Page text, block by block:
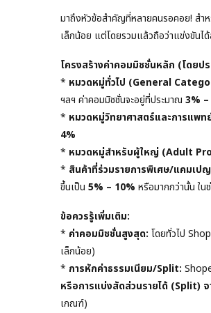
มาถึงหัวข้อสำคัญที่หลายคนรอคอย! สำ
เล็กน้อย แต่โดยรวมแล้วถือว่าแข่งขันไ
โครงสร้างค่าคอมมิชชั่นหลัก (โดยป
* หมวดหมู่ทั่วไป (General
ฯลฯ ค่าคอมมิชชั่นจะอยู่ที่ประมาณ 3%
* หมวดหมู่วิทยาศาสตร์และการแพ
4%
* หมวดหมู่สำหรับผู้ใหญ่ (Adult
* สินค้าที่ร่วมรายการพิเศษ/แคมเป
ขึ้นเป็น 5% – 10% หรือมากกว่านั้น ใน
ข้อควรรู้เพิ่มเติม:
* ค่าคอมมิชชั่นสูงสุด: โดยทั่วไป
เล็กน้อย)
* การหักค่าธรรมเนียม/Split:
หรือการแบ่งสัดส่วนรายได้ (Split)
เกณฑ์)